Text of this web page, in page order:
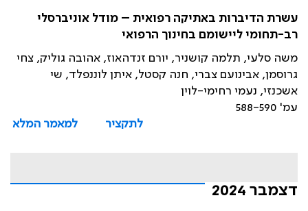
עשרת הדיברות באתיקה רפואית – מודל אוניברסלי
רב-תחומי ליישומם בחינוך הרפואי
משה סלעי, תלמה קושניר, יורם זנדהאוז, אהובה גוליק, צחי
גרוסמן, אבינועם צברי, חנה קסטל, איתן לוננפלד, שי
אשכנזי, נעמי רחימי-לוין
עמ' 588-590
לתקציר
למאמר המלא
דצמבר 2024